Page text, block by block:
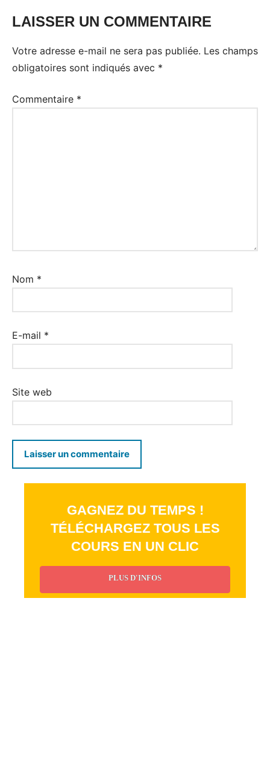
LAISSER UN COMMENTAIRE
Votre adresse e-mail ne sera pas publiée. Les champs
obligatoires sont indiqués avec *
Commentaire *
Nom *
E-mail *
Site web
GAGNEZ DU TEMPS !
TÉLÉCHARGEZ TOUS LES
COURS EN UN CLIC
PLUS D'INFOS